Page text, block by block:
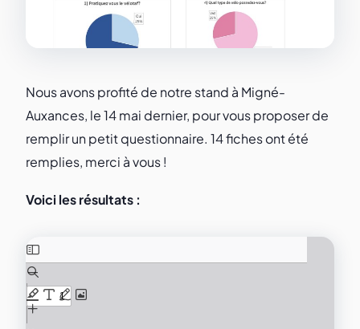
Nous avons profité de notre stand à Migné-
Auxances, le 14 mai dernier, pour vous proposer de
remplir un petit questionnaire. 14 fiches ont été
remplies, merci à vous !
Voici les résultats :